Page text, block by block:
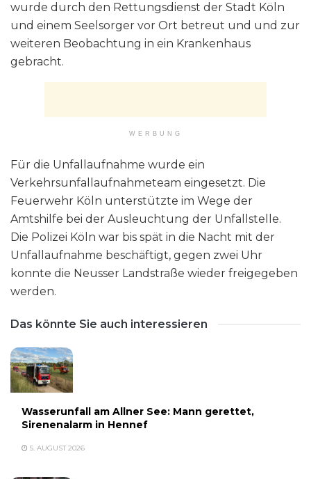
wurde durch den Rettungsdienst der Stadt Köln
und einem Seelsorger vor Ort betreut und und zur
weiteren Beobachtung in ein Krankenhaus
gebracht.
WERBUNG
Für die Unfallaufnahme wurde ein
Verkehrsunfallaufnahmeteam eingesetzt. Die
Feuerwehr Köln unterstützte im Wege der
Amtshilfe bei der Ausleuchtung der Unfallstelle.
Die Polizei Köln war bis spät in die Nacht mit der
Unfallaufnahme beschäftigt, gegen zwei Uhr
konnte die Neusser Landstraße wieder freigegeben
werden.
Das könnte Sie auch interessieren
Wasserunfall am Allner See: Mann gerettet,
Sirenenalarm in Hennef
5. AUGUST 2026